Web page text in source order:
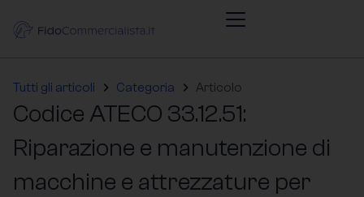
Tutti gli articoli Categoria Articolo
Codice ATECO 33.12.51:
Riparazione e manutenzione di
macchine e attrezzature per